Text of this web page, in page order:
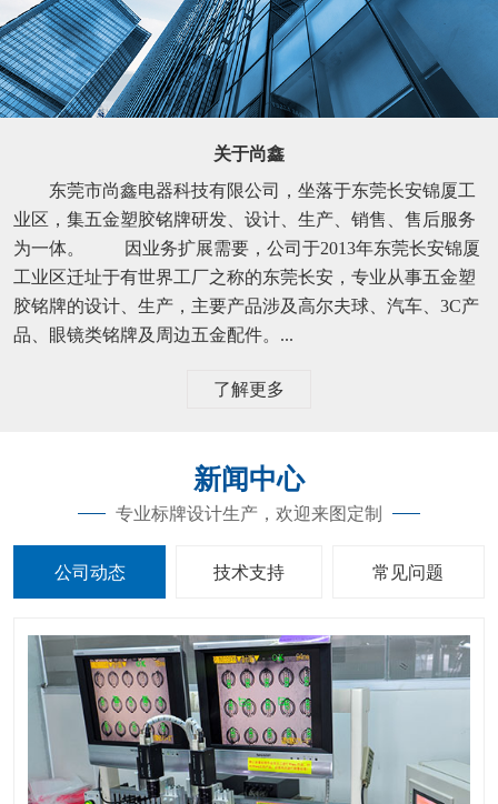
关于尚鑫
东莞市尚鑫电器科技有限公司，坐落于东莞长安锦厦工
业区，集五金塑胶铭牌研发、设计、生产、销售、售后服务
为一体。 因业务扩展需要，公司于2013年东莞长安锦厦
工业区迁址于有世界工厂之称的东莞长安，专业从事五金塑
胶铭牌的设计、生产，主要产品涉及高尔夫球、汽车、3C产
品、眼镜类铭牌及周边五金配件。...
了解更多
新闻中心
专业标牌设计生产，欢迎来图定制
公司动态 技术支持 常见问题